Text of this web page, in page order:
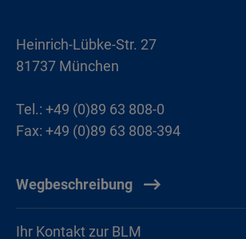
Heinrich-Lübke-Str. 27
81737 München
Tel.: +49 (0)89 63 808-0
Fax: +49 (0)89 63 808-394
Wegbeschreibung
Ihr Kontakt zur BLM